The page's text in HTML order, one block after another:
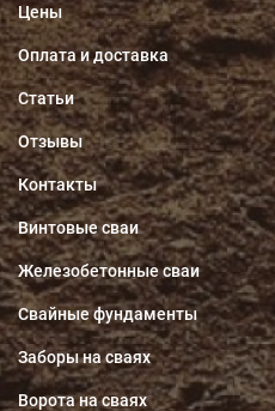
Цены
Оплата и доставка
Статьи
Отзывы
Контакты
Винтовые сваи
Железобетонные сваи
Свайные фундаменты
Заборы на сваях
Ворота на сваях